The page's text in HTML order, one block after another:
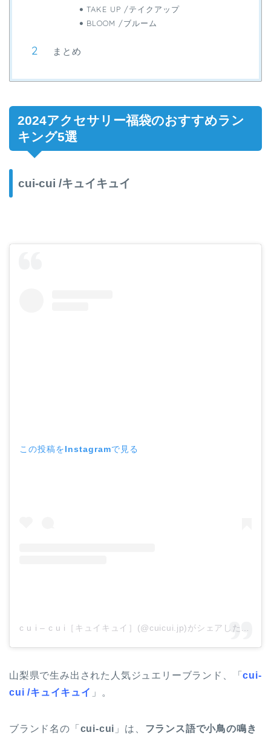
TAKE UP /テイクアップ
BLOOM /ブルーム
まとめ
2024アクセサリー福袋のおすすめラン
キング5選
cui-cui /キュイキュイ
この投稿をInstagramで見る
c u i – c u i［キュイキュイ］(@cuicui.jp)がシェアした投稿
山梨県で生み出された人気ジュエリーブランド、「cui-
cui /キュイキュイ 」。
ブランド名の「 cui-cui 」は、 フランス語で小鳥の鳴き